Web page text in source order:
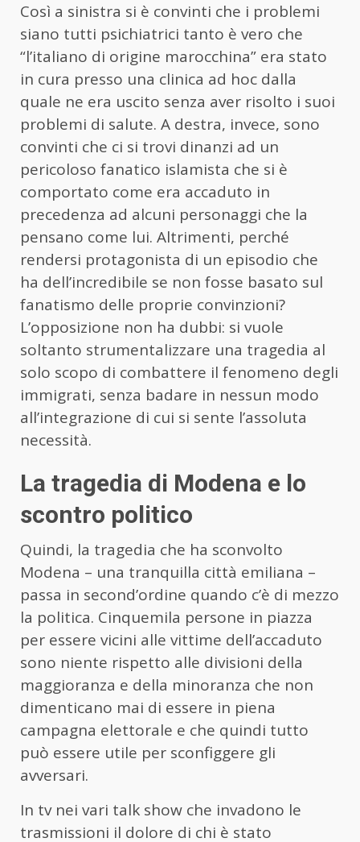
Così a sinistra si è convinti che i problemi
siano tutti psichiatrici tanto è vero che
“l’italiano di origine marocchina” era stato
in cura presso una clinica ad hoc dalla
quale ne era uscito senza aver risolto i suoi
problemi di salute. A destra, invece, sono
convinti che ci si trovi dinanzi ad un
pericoloso fanatico islamista che si è
comportato come era accaduto in
precedenza ad alcuni personaggi che la
pensano come lui. Altrimenti, perché
rendersi protagonista di un episodio che
ha dell’incredibile se non fosse basato sul
fanatismo delle proprie convinzioni?
L’opposizione non ha dubbi: si vuole
soltanto strumentalizzare una tragedia al
solo scopo di combattere il fenomeno degli
immigrati, senza badare in nessun modo
all’integrazione di cui si sente l’assoluta
necessità.
La tragedia di Modena e lo
scontro politico
Quindi, la tragedia che ha sconvolto
Modena – una tranquilla città emiliana –
passa in second’ordine quando c’è di mezzo
la politica. Cinquemila persone in piazza
per essere vicini alle vittime dell’accaduto
sono niente rispetto alle divisioni della
maggioranza e della minoranza che non
dimenticano mai di essere in piena
campagna elettorale e che quindi tutto
può essere utile per sconfiggere gli
avversari.
In tv nei vari talk show che invadono le
trasmissioni il dolore di chi è stato